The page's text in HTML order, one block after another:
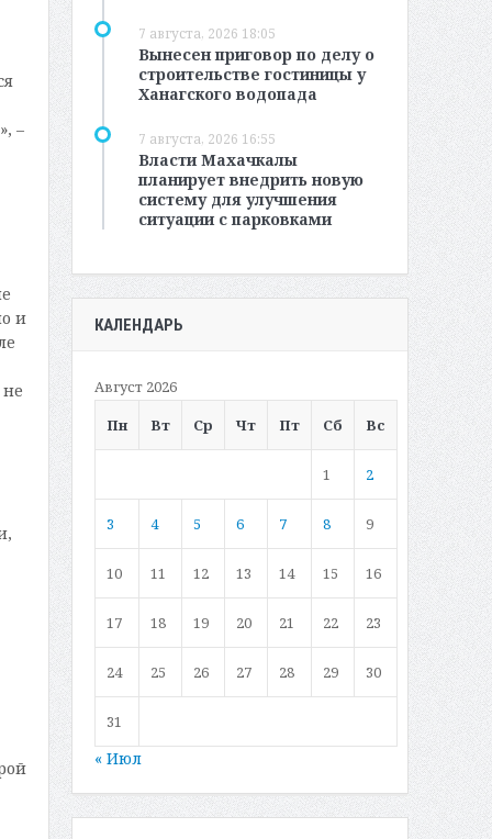
–
и
7 августа, 2026 18:05
Вынесен приговор по делу о
строительстве гостиницы у
Ханагского водопада
7 августа, 2026 16:55
Власти Махачкалы
планирует внедрить новую
систему для улучшения
ситуации с парковками
КАЛЕНДАРЬ
Август 2026
Пн
Вт Ср Чт Пт Сб Вс
1 2
3 4 5 6 7 8 9
10 11 12 13 14 15 16
17 18 19 20 21 22 23
24 25 26 27 28 29 30
31
« Июл